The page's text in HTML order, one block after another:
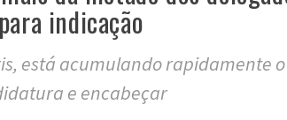
indicação
está acumulando rapidamente o
e encabeçar